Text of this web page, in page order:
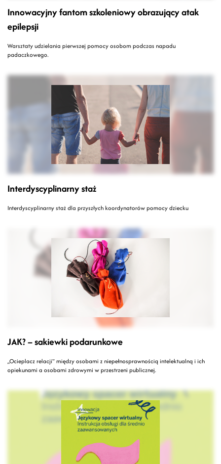
Innowacyjny fantom szkoleniowy obrazujący atak
epilepsji
Warsztaty udzielania pierwszej pomocy osobom podczas napadu
padaczkowego.
Interdyscyplinarny staż
Interdyscyplinarny staż dla przyszłych koordynatorów pomocy dziecku
JAK? – sakiewki podarunkowe
„Ocieplacz relacji" między osobami z niepełnosprawnością intelektualną i ich
opiekunami a osobami zdrowymi w przestrzeni publicznej.